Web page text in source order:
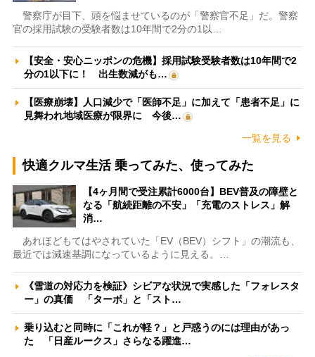
警察庁が目下、頭を悩ませているのが「警察官不足」だ。警察
官の採用試験の受験者数は10年間で2分の1以…
【安全・安心ニッポンの危機】採用試験受験者数は10年間で2
分の1以下に！ 出生数減がも…
【医療崩壊】人口減少で「医師不足」に加えて「患者不足」に
見舞われ地域医療が限界に 今後…
一覧を見る
快適クルマ生活 乗ってみた、使ってみた
【4ヶ月間で受注累計6000台】BEV普及の障壁と
なる「航続距離の不安」「充電のストレス」解
消…
あれほどもてはやされていた「EV（BEV）シフト」の潮流も、
最近では減速基調になっているように見える。…
《雪道の対応力を検証》シビアな状況で実感した「フォレスタ
ー」の真価 「ターボ」と「スト…
乗り込むと同時に「これが軽？」と戸惑うのには理由があっ
た 「日産ルークス」さらなる躍進…